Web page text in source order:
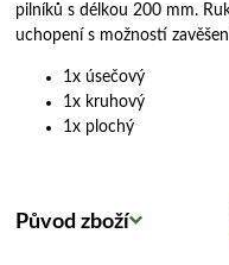
pilníků s délkou 200 mm.
uchopení s možností
1x úsečový
1x kruhový
1x plochý
Původ zboží